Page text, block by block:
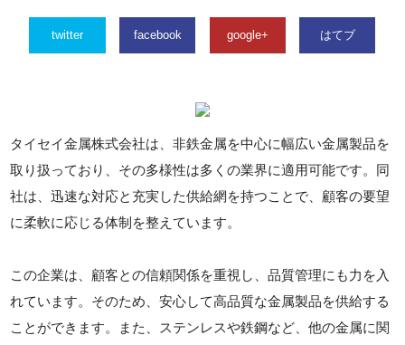
twitter facebook google+ はてブ
タイセイ金属株式会社は、非鉄金属を中心に幅広い金属製品を
取り扱っており、その多様性は多くの業界に適用可能です。同
社は、迅速な対応と充実した供給網を持つことで、顧客の要望
に柔軟に応じる体制を整えています。
この企業は、顧客との信頼関係を重視し、品質管理にも力を入
れています。そのため、安心して高品質な金属製品を供給する
ことができます。また、ステンレスや鉄鋼など、他の金属に関